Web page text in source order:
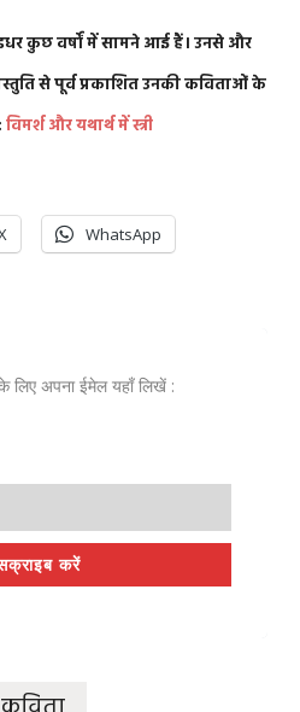
कुछ वर्षों में सामने आई हैं। उनसे और
से पूर्व प्रकाशित उनकी कविताओं के
विमर्श और यथार्थ में स्त्री
WhatsApp
लिए अपना ईमेल यहाँ लिखें :
करें